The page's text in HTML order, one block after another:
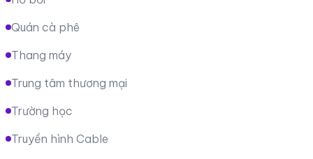
Quán cà phê
Thang máy
Trung tâm thương mại
Trường học
Truyền hình Cable